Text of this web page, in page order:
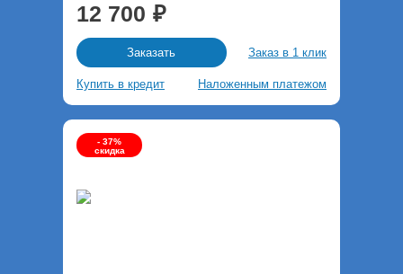
12 700
Заказать Заказ в 1 клик
Купить в кредит Наложенным платежом
- 37%
скидка